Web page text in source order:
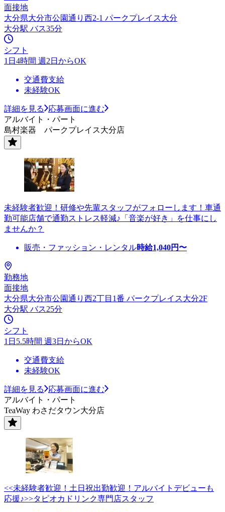
面接地
大分県大分市公園通り西2-1 パークプレイス大分
大分駅 バス35分
シフト
1日4時間 週2日からOK
交通費支給
未経験OK
詳細を見る
応募画面に進む
アルバイト・パート
島村楽器 パークプレイス大分店
未経験者歓迎！研修や先輩スタッフがフォローします！車通
勤可能店舗で通勤ストレス軽減♪「音楽が好き」を仕事にし
ませんか？
販売・ファッション・レンタル時給1,040円〜
勤務地
面接地
大分県大分市公園通り西2丁目1番 パークプレイス大分2F
大分駅 バス25分
シフト
1日5.5時間 週3日からOK
交通費支給
未経験OK
詳細を見る
応募画面に進む
アルバイト・パート
TeaWay わさだタウン大分店
<<未経験者歓迎！土日祝出勤歓迎！アルバイトデビューも
応援♪>>タピオカドリンク専門店スタッフ